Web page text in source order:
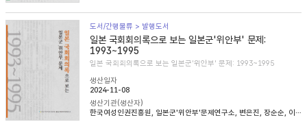
도서/간행물류 > 발행도서
일본 국회회의록으로 보는 일본군'위안부' 문제:
1993~1995
일본 국회회의록으로 보는 일본군'위안부' 문제: 1993~1995
생산일자
2024-11-08
생산기관(생산자)
한국여성인권진흥원, 일본군'위안부'문제연구소, 변은진, 장순순, 이태준, 조경희